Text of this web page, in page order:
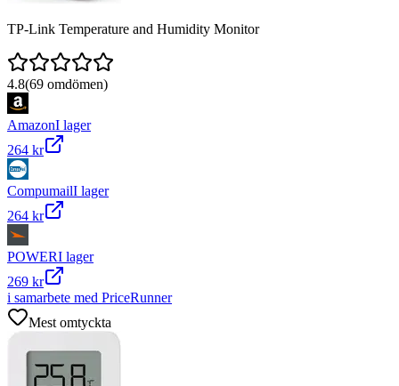
TP-Link Temperature and Humidity Monitor
4.8(69 omdömen)
AmazonI lager
264 kr
CompumailI lager
264 kr
POWERI lager
269 kr
i samarbete med PriceRunner
Mest omtyckta